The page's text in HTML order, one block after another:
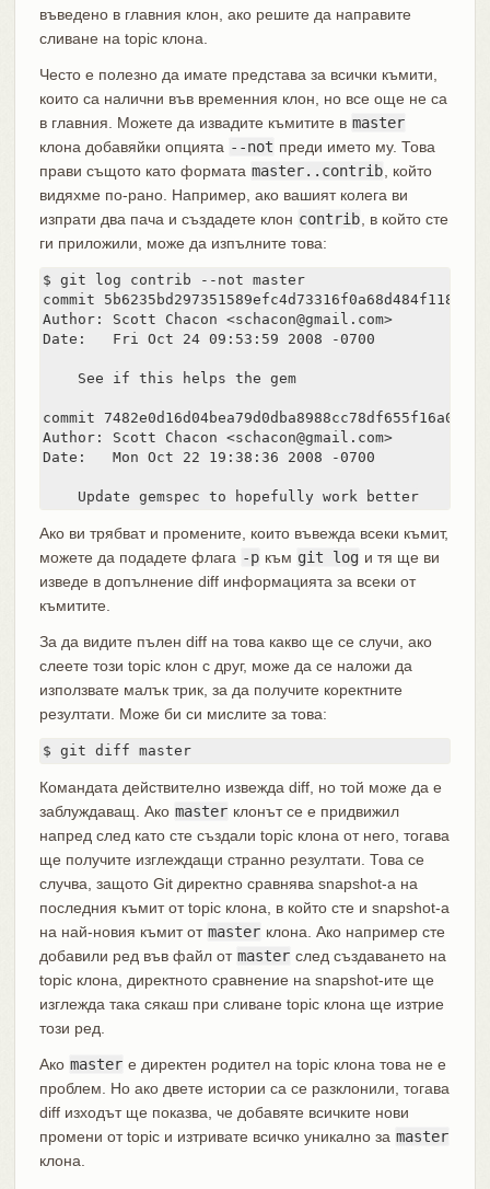
въведено в главния клон, ако решите да направите
сливане на topic клона.
Често е полезно да имате представа за всички къмити,
които са налични във временния клон, но все още не са
в главния. Можете да извадите къмитите в master
клона добавяйки опцията --not преди името му. Това
прави същото като формата master..contrib , който
видяхме по-рано. Например, ако вашият колега ви
изпрати два пача и създадете клон contrib , в който сте
ги приложили, може да изпълните това:
$ git log contrib --not master
commit 5b6235bd297351589efc4d73316f0a68d484f118
Author: Scott Chacon <schacon@gmail.com>
Date:   Fri Oct 24 09:53:59 2008 -0700
    See if this helps the gem
commit 7482e0d16d04bea79d0dba8988cc78df655f16a0
Author: Scott Chacon <schacon@gmail.com>
Date:   Mon Oct 22 19:38:36 2008 -0700
    Update gemspec to hopefully work better
Ако ви трябват и промените, които въвежда всеки къмит,
можете да подадете флага -p към git log и тя ще ви
изведе в допълнение diff информацията за всеки от
къмитите.
За да видите пълен diff на това какво ще се случи, ако
слеете този topic клон с друг, може да се наложи да
използвате малък трик, за да получите коректните
резултати. Може би си мислите за това:
$ git diff master
Командата действително извежда diff, но той може да е
заблуждаващ. Ако master клонът се е придвижил
напред след като сте създали topic клона от него, тогава
ще получите изглеждащи странно резултати. Това се
случва, защото Git директно сравнява snapshot-а на
последния къмит от topic клона, в който сте и snapshot-а
на най-новия къмит от master клона. Ако например сте
добавили ред във файл от master след създаването на
topic клона, директното сравнение на snapshot-ите ще
изглежда така сякаш при сливане topic клона ще изтрие
този ред.
Ако master е директен родител на topic клона това не е
проблем. Но ако двете истории са се разклонили, тогава
diff изходът ще показва, че добавяте всичките нови
промени от topic и изтривате всичко уникално за master
клона.